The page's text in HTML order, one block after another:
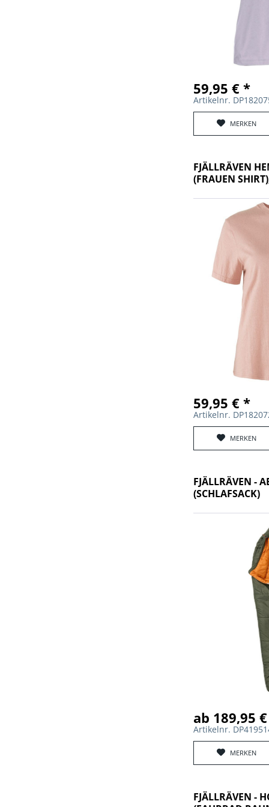
59,95 € *
Artikelnr.
MERKEN
FJÄLLRÄVEN
(FRAUEN
59,95 € *
Artikelnr.
MERKEN
FJÄLLRÄVEN -
(SCHLAFSACK)
ab 189,95
Artikelnr.
MERKEN
FJÄLLRÄVEN -